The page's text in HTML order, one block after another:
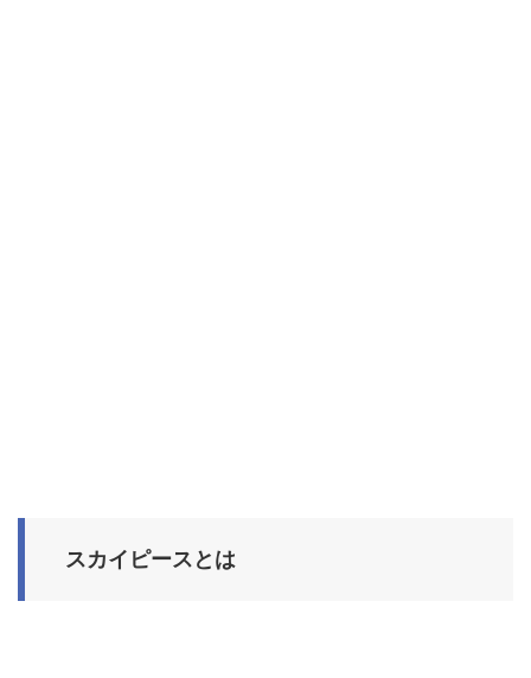
スカイピースとは